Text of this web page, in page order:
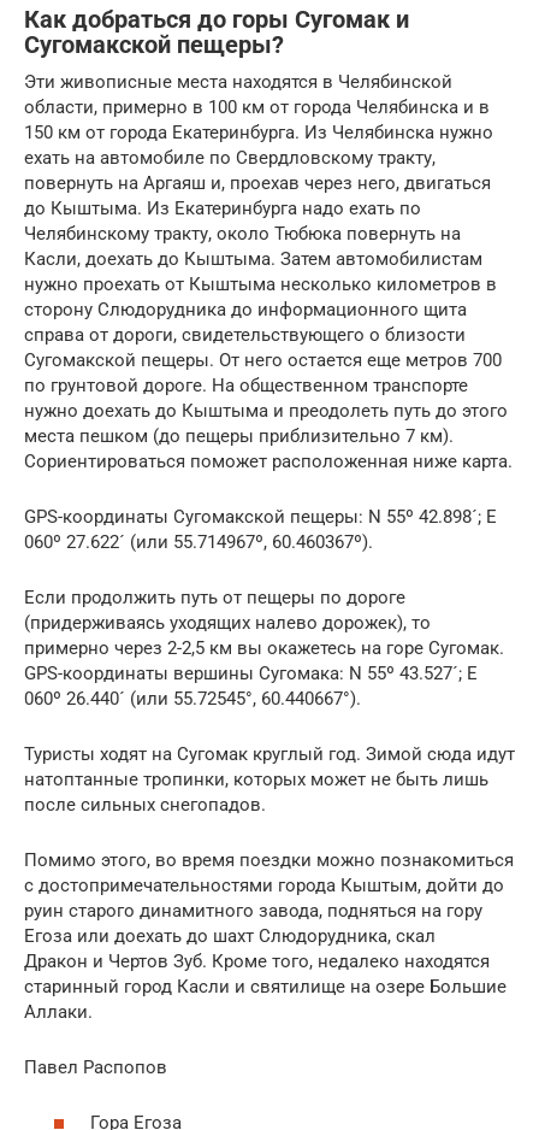
Как добраться до горы Сугомак и
Сугомакской пещеры?
Эти живописные места находятся в Челябинской
области, примерно в 100 км от города Челябинска и в
150 км от города Екатеринбурга. Из Челябинска нужно
ехать на автомобиле по Свердловскому тракту,
повернуть на Аргаяш и, проехав через него, двигаться
до Кыштыма. Из Екатеринбурга надо ехать по
Челябинскому тракту, около Тюбюка повернуть на
Касли, доехать до Кыштыма. Затем автомобилистам
нужно проехать от Кыштыма несколько километров в
сторону Слюдорудника до информационного щита
справа от дороги, свидетельствующего о близости
Сугомакской пещеры. От него остается еще метров 700
по грунтовой дороге. На общественном транспорте
нужно доехать до Кыштыма и преодолеть путь до этого
места пешком (до пещеры приблизительно 7 км).
Сориентироваться поможет расположенная ниже карта.
GPS-координаты Сугомакской пещеры: N 55º 42.898´; E
060º 27.622´ (или 55.714967º, 60.460367º).
Если продолжить путь от пещеры по дороге
(придерживаясь уходящих налево дорожек), то
примерно через 2-2,5 км вы окажетесь на горе Сугомак.
GPS-координаты вершины Сугомака: N 55º 43.527´; E
060º 26.440´ (или 55.72545°, 60.440667°).
Туристы ходят на Сугомак круглый год. Зимой сюда идут
натоптанные тропинки, которых может не быть лишь
после сильных снегопадов.
Помимо этого, во время поездки можно познакомиться
с достопримечательностями города Кыштым, дойти до
руин старого динамитного завода, подняться на гору
Егоза или доехать до шахт Слюдорудника, скал
Дракон и Чертов Зуб. Кроме того, недалеко находятся
старинный город Касли и святилище на озере Большие
Аллаки.
Павел Распопов
Гора Егоза